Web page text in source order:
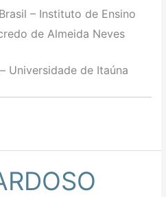
– Instituto de Ensino
de Almeida Neves
– Universidade de Itaúna